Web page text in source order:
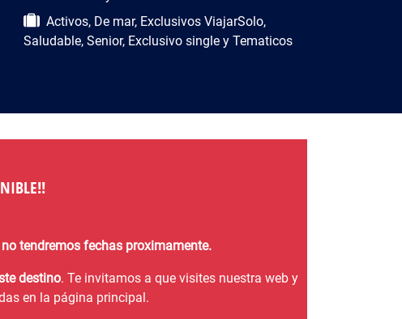
Activos, De mar, Exclusivos ViajarSolo,
Saludable, Senior, Exclusivo single y Tematicos
tendremos fechas proximamente.
destino. Te invitamos a que visites nuestra web y
en la página principal.